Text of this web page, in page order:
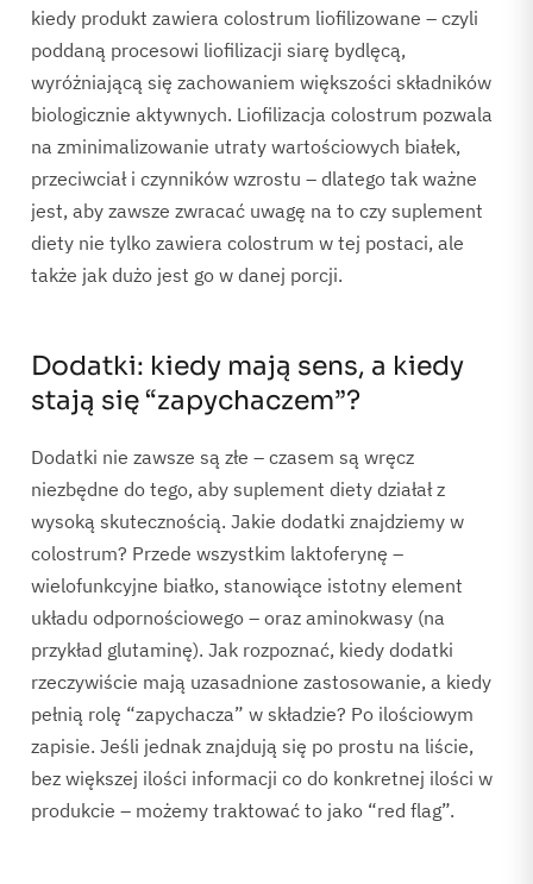
kiedy produkt zawiera colostrum liofilizowane – czyli
poddaną procesowi liofilizacji siarę bydlęcą,
wyróżniającą się zachowaniem większości składników
biologicznie aktywnych. Liofilizacja colostrum pozwala
na zminimalizowanie utraty wartościowych białek,
przeciwciał i czynników wzrostu – dlatego tak ważne
jest, aby zawsze zwracać uwagę na to czy suplement
diety nie tylko zawiera colostrum w tej postaci, ale
także jak dużo jest go w danej porcji.
Dodatki: kiedy mają sens, a kiedy
stają się “zapychaczem”?
Dodatki nie zawsze są złe – czasem są wręcz
niezbędne do tego, aby suplement diety działał z
wysoką skutecznością. Jakie dodatki znajdziemy w
colostrum? Przede wszystkim laktoferynę –
wielofunkcyjne białko, stanowiące istotny element
układu odpornościowego – oraz aminokwasy (na
przykład glutaminę). Jak rozpoznać, kiedy dodatki
rzeczywiście mają uzasadnione zastosowanie, a kiedy
pełnią rolę “zapychacza” w składzie? Po ilościowym
zapisie. Jeśli jednak znajdują się po prostu na liście,
bez większej ilości informacji co do konkretnej ilości w
produkcie – możemy traktować to jako “red flag”.